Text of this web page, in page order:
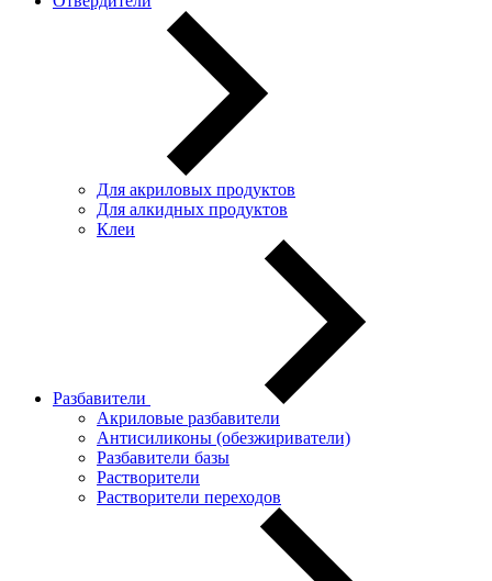
Для акриловых продуктов
Для алкидных продуктов
Клеи
Разбавители
Акриловые разбавители
Антисиликоны (обезжириватели)
Разбавители базы
Растворители
Растворители переходов